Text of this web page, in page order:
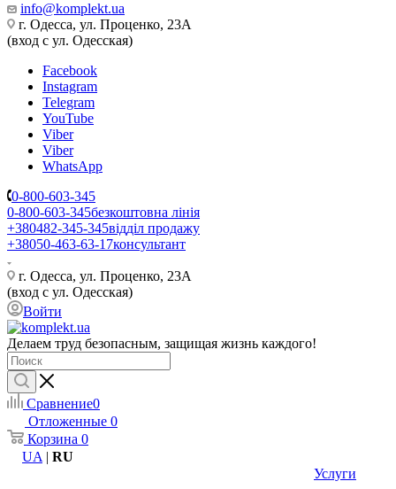
info@komplekt.ua
г. Одесса, ул. Проценко, 23А
(вход с ул. Одесская)
Facebook
Instagram
Telegram
YouTube
Viber
Viber
WhatsApp
0-800-603-345
0-800-603-345безкоштовна лінія
+380482-345-345відділ продажу
+38050-463-63-17консультант
г. Одесса, ул. Проценко, 23А
(вход с ул. Одесская)
Войти
Делаем труд безопасным, защищая жизнь каждого!
Сравнение0
Отложенные 0
Корзина 0
UA | RU
Услуги